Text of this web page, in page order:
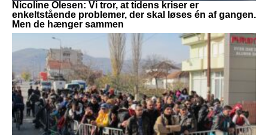
Nicoline Olesen: Vi tror, at tidens kriser er
enkeltstående problemer, der skal løses én af gangen.
Men de hænger sammen